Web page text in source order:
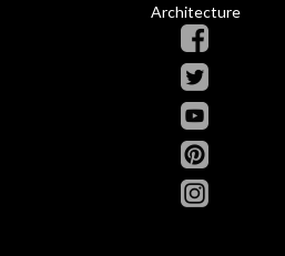
Architecture